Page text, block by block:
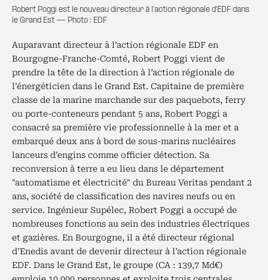
Robert Poggi est le nouveau directeur à l'action régionale d'EDF dans
le Grand Est — Photo : EDF
Auparavant directeur à l’action régionale EDF en
Bourgogne-Franche-Comté, Robert Poggi vient de
prendre la tête de la direction à l’action régionale de
l’énergéticien dans le Grand Est. Capitaine de première
classe de la marine marchande sur des paquebots, ferry
ou porte-conteneurs pendant 5 ans, Robert Poggi a
consacré sa première vie professionnelle à la mer et a
embarqué deux ans à bord de sous-marins nucléaires
lanceurs d’engins comme officier détection. Sa
reconversion à terre a eu lieu dans le département
"automatisme et électricité" du Bureau Veritas pendant 2
ans, société de classification des navires neufs ou en
service. Ingénieur Supélec, Robert Poggi a occupé de
nombreuses fonctions au sein des industries électriques
et gazières. En Bourgogne, il a été directeur régional
d’Enedis avant de devenir directeur à l’action régionale
EDF. Dans le Grand Est, le groupe (CA : 139,7 Md€)